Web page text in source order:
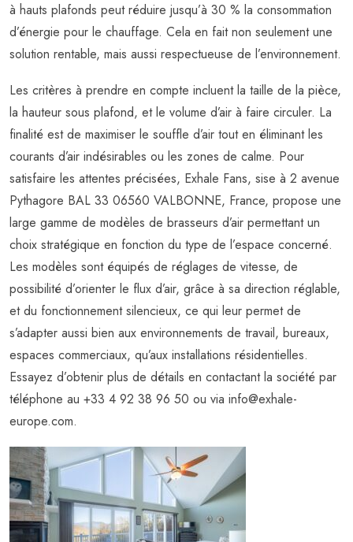
à hauts plafonds peut réduire jusqu’à 30 % la consommation
d’énergie pour le chauffage. Cela en fait non seulement une
solution rentable, mais aussi respectueuse de l’environnement.
Les critères à prendre en compte incluent la taille de la pièce,
la hauteur sous plafond, et le volume d’air à faire circuler. La
finalité est de maximiser le souffle d’air tout en éliminant les
courants d’air indésirables ou les zones de calme. Pour
satisfaire les attentes précisées, Exhale Fans, sise à 2 avenue
Pythagore BAL 33 06560 VALBONNE, France, propose une
large gamme de modèles de brasseurs d’air permettant un
choix stratégique en fonction du type de l’espace concerné.
Les modèles sont équipés de réglages de vitesse, de
possibilité d’orienter le flux d’air, grâce à sa direction réglable,
et du fonctionnement silencieux, ce qui leur permet de
s’adapter aussi bien aux environnements de travail, bureaux,
espaces commerciaux, qu’aux installations résidentielles.
Essayez d’obtenir plus de détails en contactant la société par
téléphone au +33 4 92 38 96 50 ou via info@exhale-
europe.com.